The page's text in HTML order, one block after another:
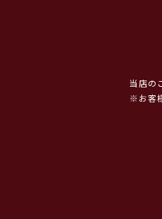
当店の
※お客